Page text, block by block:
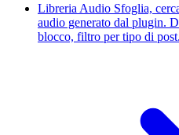
Libreria Audio Sfoglia,
audio generato dal plugin.
blocco, filtro per tipo di post.